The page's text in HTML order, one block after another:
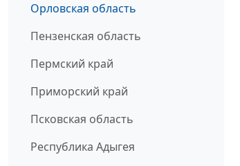
Орловская область
Пензенская область
Пермский край
Приморский край
Псковская область
Республика Адыгея